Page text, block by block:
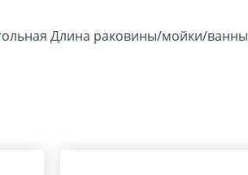
Длина раковины/мойки/ванны